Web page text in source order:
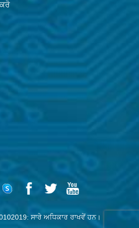
ਸਾਰੇ ਅਧਿਕਾਰ ਰਾਖਵੇਂ ਹਨ।